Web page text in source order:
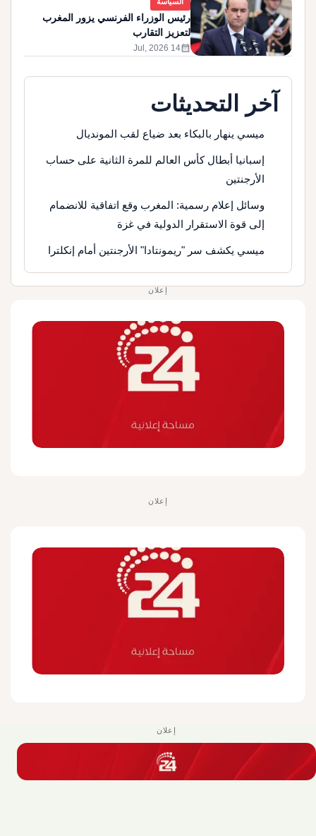
رئيس الوزراء الفرنسي يزور المغرب
لتعزيز التقارب
calendar_month
14 Jul, 2026
آخر التحديثات
ميسي ينهار بالبكاء بعد ضياع لقب المونديال
إسبانيا أبطال كأس العالم للمرة الثانية على حساب
الأرجنتين
وسائل إعلام رسمية: المغرب وقع اتفاقية للانضمام
إلى قوة الاستقرار الدولية في غزة
ميسي يكشف سر "ريمونتادا" الأرجنتين أمام إنكلترا
إعلان
إعلان
إعلان